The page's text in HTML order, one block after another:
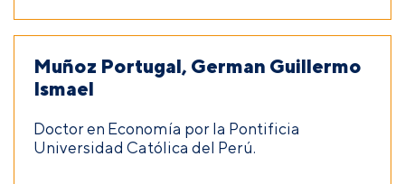
Muñoz Portugal, German Guillermo
Ismael
Doctor en Economía por la Pontificia
Universidad Católica del Perú.